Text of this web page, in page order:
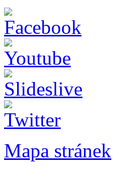
Mapa stránek